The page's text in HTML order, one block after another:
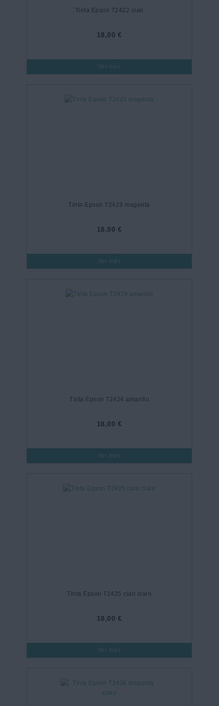
Tinta Epson T2422 cian
18,00 €
Ver más
Tinta Epson T2423 magenta
18,00 €
Ver más
Tinta Epson T2424 amarillo
18,00 €
Ver más
Tinta Epson T2425 cian claro
18,00 €
Ver más